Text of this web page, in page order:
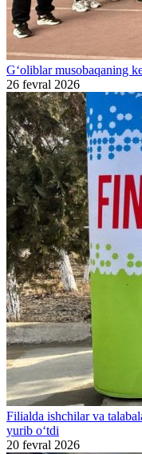
G‘oliblar musobaqaning
26 fevral 2026
Filialda ishchilar va
yurib o‘tdi
20 fevral 2026